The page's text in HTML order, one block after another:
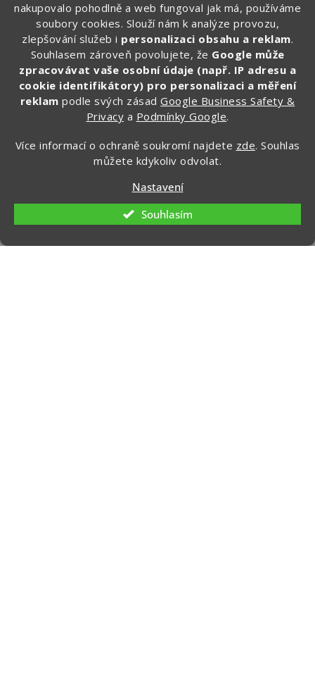
nakupovalo pohodlně a web fungoval jak má, používáme
soubory cookies. Slouží nám k analýze provozu,
zlepšování služeb i personalizaci obsahu a reklam.
Souhlasem zároveň povolujete, že Google může
zpracovávat vaše osobní údaje (např. IP adresu a
cookie identifikátory) pro personalizaci a měření
reklam podle svých zásadGoogle Business Safety &
Privacy a Podmínky Google.
Více informací o ochraně soukromí najdete zde. Souhlas
můžete kdykoliv odvolat.
Nastavení
Souhlasím
🎁 Po registraci získáte SLEVU 100 Kč
na první objednávku.
Zde vyplňte svůj email:
CHCI ZÍSKAT SLEVU 100 KČ »
Ochrana osobních údajů
Kontakt